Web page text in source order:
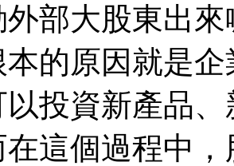
部大股東出
本的原因就是
投資新產品
這個過程中